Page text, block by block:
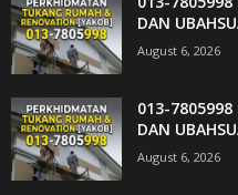
DAN
August 6, 2026
013-7805998
DAN
August 6, 2026